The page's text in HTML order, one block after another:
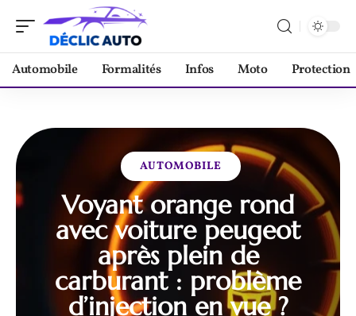
Automobile Formalités Infos Moto Protection
AUTOMOBILE
Voyant orange rond
avec voiture peugeot
après plein de
carburant : problème
d’injection en vue ?